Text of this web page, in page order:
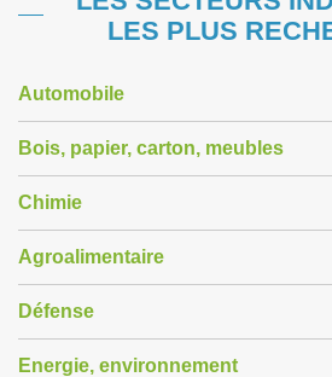
LES PLUS
Automobile
Bois, papier, carton, meubles
Chimie
Agroalimentaire
Défense
Energie, environnement